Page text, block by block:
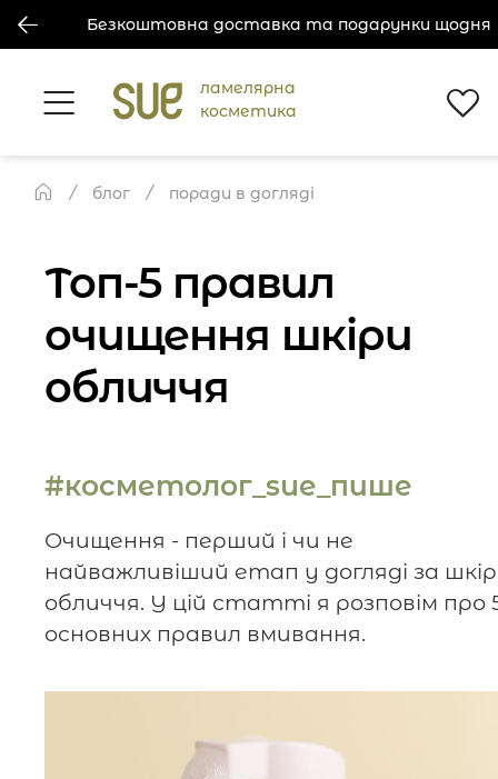
Безкоштовна доставка та подарунки щодня
ламелярна
косметика
блог поради в догляді
Топ-5 правил
очищення шкіри
обличчя
#косметолог_sue_пише
Очищення - перший і чи не
найважливіший етап у догляді за
обличчя. У цій статті я розповім про
основних правил вмивання.